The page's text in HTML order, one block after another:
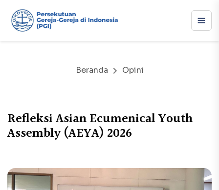
Beranda Opini
Refleksi Asian Ecumenical Youth
Assembly (AEYA) 2026